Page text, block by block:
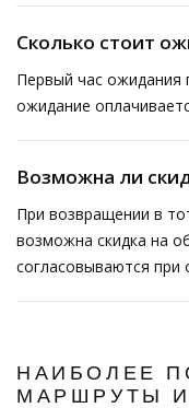
Сколько стоит
Первый час ожидания
ожидание
Возможна ли
При возвращении в
возможна скидка на
согласовываются при
НАИБОЛЕЕ
МАРШРУТЫ